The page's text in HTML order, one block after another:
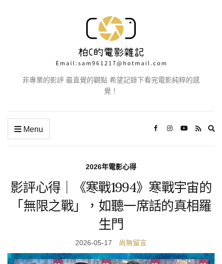
非專業的影評 最直覺的觀點 希望記錄下看完電影純粹的感
覺！
Menu
2026年電影心得
影評心得｜《寒戰1994》寒戰宇宙的
「無限之戰」，如聽一席話的真相羅
生門
2026-05-17 尚無留言